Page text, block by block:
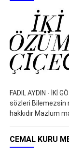
FADIL AYDIN - İKİ
sözleri Bilemezsin
hakkıdır Mazlum
CEMAL KURU